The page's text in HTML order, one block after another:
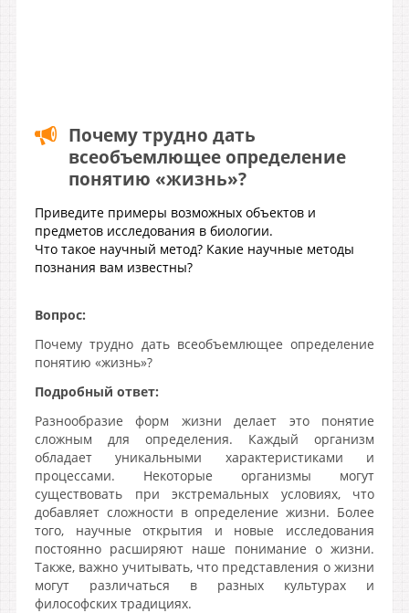
Почему трудно дать
всеобъемлющее определение
понятию «жизнь»?
Приведите примеры возможных объектов и
предметов исследования в биологии.
Что такое научный метод? Какие научные методы
познания вам известны?
Вопрос:
Почему трудно дать всеобъемлющее определение
понятию «жизнь»?
Подробный ответ:
Разнообразие форм жизни делает это понятие
сложным для определения. Каждый организм
обладает уникальными характеристиками и
процессами. Некоторые организмы могут
существовать при экстремальных условиях, что
добавляет сложности в определение жизни. Более
того, научные открытия и новые исследования
постоянно расширяют наше понимание о жизни.
Также, важно учитывать, что представления о жизни
могут различаться в разных культурах и
философских традициях.